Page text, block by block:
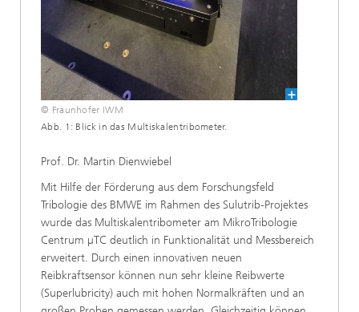
© Fraunhofer IWM
Abb. 1: Blick in das Multiskalentribometer.
Prof. Dr. Martin Dienwiebel
Mit Hilfe der Förderung aus dem Forschungsfeld
Tribologie des BMWE im Rahmen des Sulutrib-Projektes
wurde das Multiskalentribometer am MikroTribologie
Centrum µTC deutlich in Funktionalität und Messbereich
erweitert. Durch einen innovativen neuen
Reibkraftsensor können nun sehr kleine Reibwerte
(Superlubricity) auch mit hohen Normalkräften und an